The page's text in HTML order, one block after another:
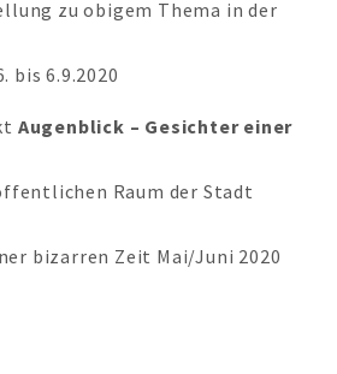
zu obigem Thema in der
bis 6.9.2020
Augenblick – Gesichter einer
Raum der Stadt
bizarren Zeit Mai/Juni 2020